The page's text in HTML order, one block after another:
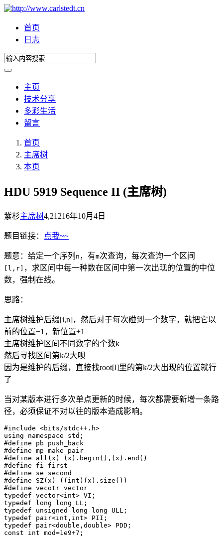
首页
日志
主页
技术分享
多彩生活
留言
首页
主席树
本页
HDU 5919 Sequence II (主席树)
紫杉主席树4,21216年10月4日
题目链接： 点我~~
题意：给定一个序列 n ，有m次查询，每次查询一个区间
[l,r]
，求区间中每一种数在区间中第一次出现的位置的中位
数，强制在线。
思路：
主席树维护后缀[i,n]， 然后对于每次碰到 一个数字， 就把它以
前的位置−1 ， 新位置+1
主席树维护 区间 不同数字的个数k
然后寻找区间 第k/2大呗
因 为是维护的后缀， 直接找root[l]里的第k/2大出现的位置就行
了
当对某版本进行多次单点更新的时候，每次都需要新增一条路
径，必须保证不对以往的版本造成影响。
#include <bits/stdc++.h>
using namespace std;
#define pb push_back
#define mp make_pair
#define all(x) (x).begin(),(x).end()
#define fi first
#define se second
#define SZ(x) ((int)(x).size())
#define vecotr vector
typedef vector<int> VI;
typedef long long LL;
typedef unsigned long long ULL;
typedef pair<int,int> PII;
typedef pair<double,double> PDD;
const int mod=1e9+7;